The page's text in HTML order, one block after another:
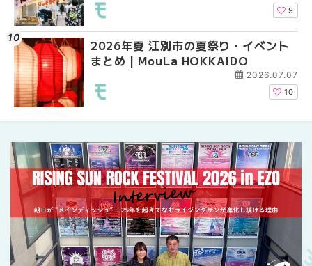
9
2026年夏 江別市の夏祭り・イベント
まとめ | MouLa HOKKAIDO
2026.07.07
10
札幌の麻辣湯（マーラ
め専門店9選！本場の
新店まで徹底比較 |
札幌の麻辣湯（マーラ
め専門店6選！本場の
新店まで徹底比較 |